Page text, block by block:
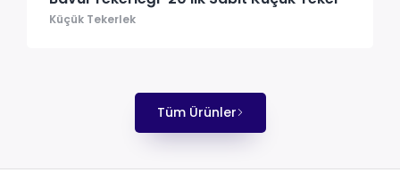
Küçük Tekerlek
Tüm Ürünler